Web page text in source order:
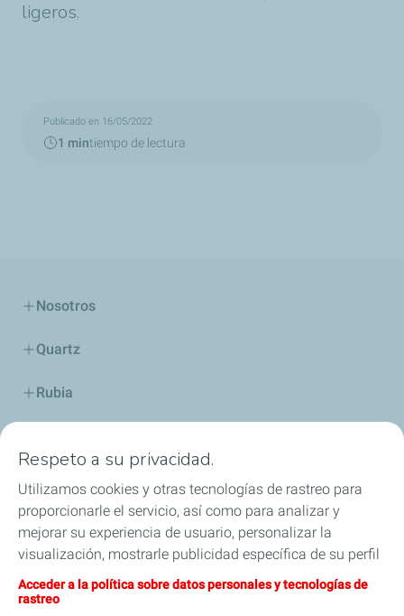
ligeros.
Publicado en 16/05/2022
1 mintiempo de lectura
Nosotros
Quartz
Rubia
Lubricantes y especialidades
Distribuidores
TWC
Competición
Respeto a su privacidad.
Utilizamos cookies y otras tecnologías de rastreo para
proporcionarle el servicio, así como para analizar y
mejorar su experiencia de usuario, personalizar la
visualización, mostrarle publicidad específica de su perfil
en este sitio y en nuestros sitios asociados, y permitirle
compartir nuestro contenido en las redes sociales. Puede
Acceder a la política sobre datos personales y tecnologías de
rastreo